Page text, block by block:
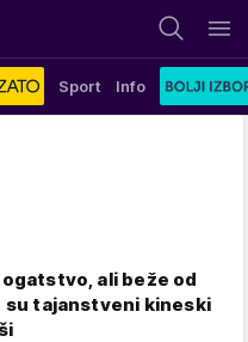
Sport Info
ali beže od
su tajanstveni kineski